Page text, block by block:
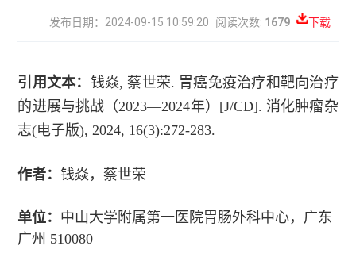
发布日期：2024-09-15 10:59:20 阅读次数: 1679 下载
引用文本： 钱焱, 蔡世荣. 胃癌免疫治疗和靶向治疗
的进展与挑战（2023—2024年）[J/CD]. 消化肿瘤杂
志(电子版), 2024, 16(3):272-283.
作者：钱焱，蔡世荣
单位： 中山大学附属第一医院胃肠外科中心，广东
广州 510080